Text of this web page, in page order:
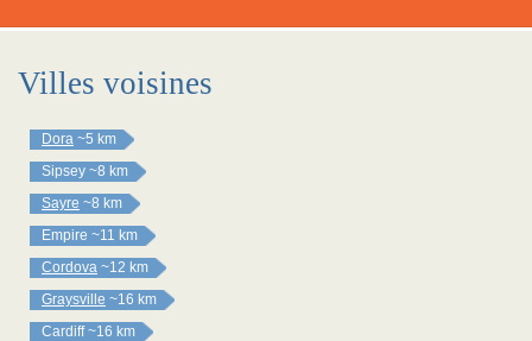
Villes voisines
Dora ~5 km
Sipsey ~8 km
Sayre ~8 km
Empire ~11 km
Cordova ~12 km
Graysville ~16 km
Cardiff ~16 km